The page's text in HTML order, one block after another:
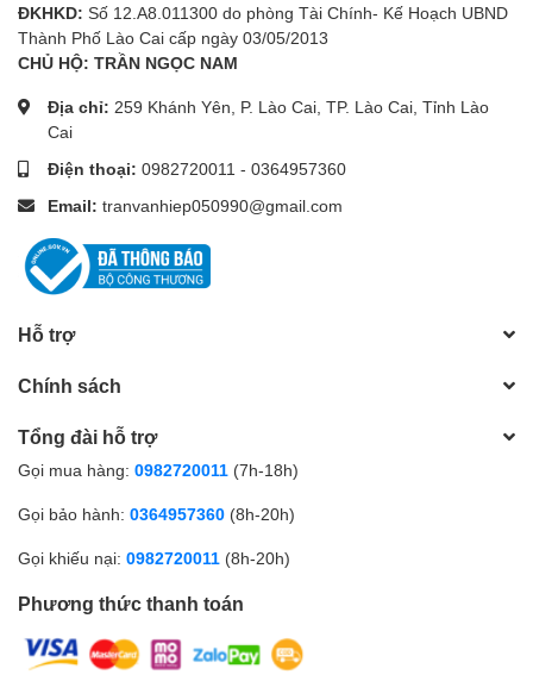
ĐKHKD: Số 12.A8.011300 do phòng Tài Chính- Kế Hoạch UBND
Thành Phố Lào Cai cấp ngày 03/05/2013
CHỦ HỘ: TRẦN NGỌC NAM
Địa chỉ: 259 Khánh Yên, P. Lào Cai, TP. Lào Cai, Tỉnh Lào
Cai
Điện thoại: 0982720011 - 0364957360
Email: tranvanhiep050990@gmail.com
Hỗ trợ
Chính sách
Tổng đài hỗ trợ
Gọi mua hàng: 0982720011 (7h-18h)
Gọi bảo hành: 0364957360 (8h-20h)
Gọi khiếu nại: 0982720011 (8h-20h)
Phương thức thanh toán